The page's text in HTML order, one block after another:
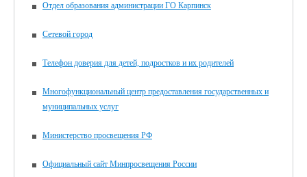
Отдел образования администрации ГО Карпинск
Сетевой город
Телефон доверия для детей, подростков и их родителей
Многофункциональный центр предоставления государственных и
муниципальных услуг
Министерство просвещения РФ
Официальный сайт Минпросвещения России